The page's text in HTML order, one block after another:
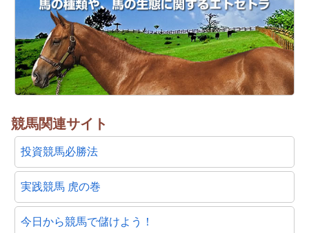
競馬関連サイト
投資競馬必勝法
実践競馬 虎の巻
今日から競馬で儲けよう！